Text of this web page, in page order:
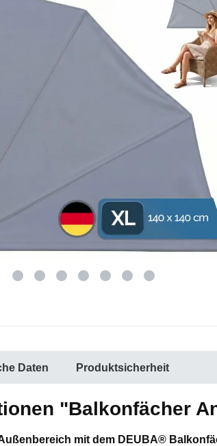
Daten Produktsicherheit
"Balkonfächer
mit dem DEUBA®